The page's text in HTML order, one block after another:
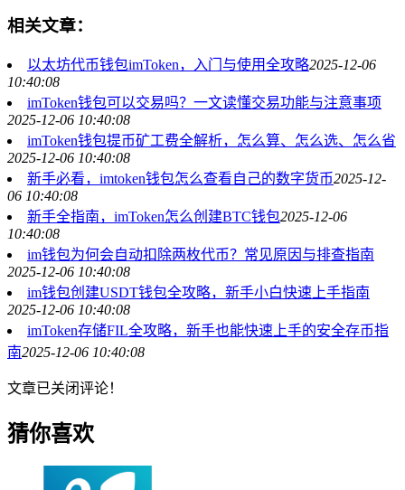
相关文章：
以太坊代币钱包imToken，入门与使用全攻略2025-12-06
10:40:08
imToken钱包可以交易吗？一文读懂交易功能与注意事项
2025-12-06 10:40:08
imToken钱包提币矿工费全解析，怎么算、怎么选、怎么省
2025-12-06 10:40:08
新手必看，imtoken钱包怎么查看自己的数字货币2025-12-
06 10:40:08
新手全指南，imToken怎么创建BTC钱包2025-12-06
10:40:08
im钱包为何会自动扣除两枚代币？常见原因与排查指南
2025-12-06 10:40:08
im钱包创建USDT钱包全攻略，新手小白快速上手指南
2025-12-06 10:40:08
imToken存储FIL全攻略，新手也能快速上手的安全存币指
南2025-12-06 10:40:08
文章已关闭评论！
猜你喜欢